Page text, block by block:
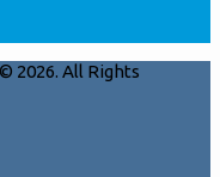
2026. All Rights